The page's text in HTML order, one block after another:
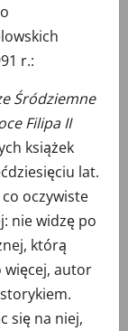
r.:
Śródziemne
Filipa II
książek
lat.
oczywiste
nie widzę po
którą
więcej, autor
się na niej,